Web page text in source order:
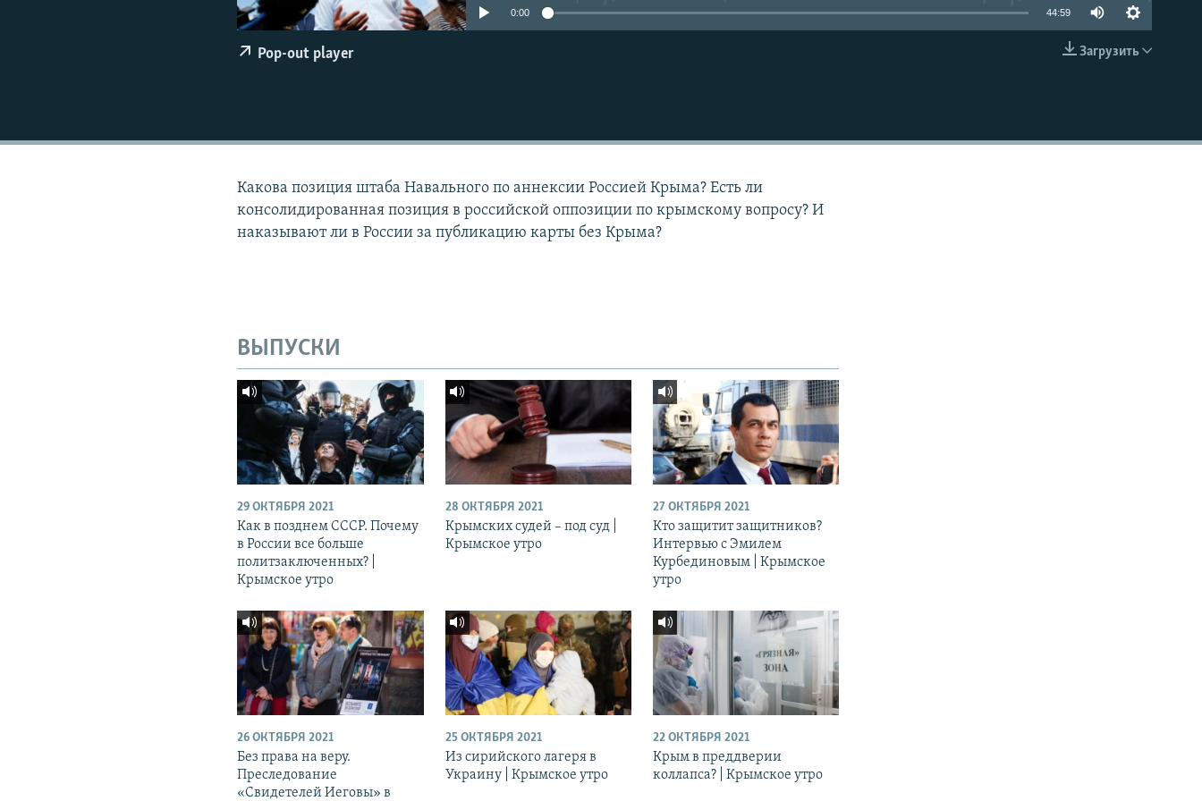
EMBED
0:00 44:59
Загрузить
Pop-out player
Какова позиция штаба Навального по аннексии Россией Крыма? Есть ли
консолидированная позиция в российской оппозиции по крымскому вопросу? И
наказывают ли в России за публикацию карты без Крыма?
ВЫПУСКИ
29 ОКТЯБРЯ 2021
Как в позднем СССР. Почему
в России все больше
политзаключенных? |
Крымское утро
28 ОКТЯБРЯ 2021
Крымских судей – под суд |
Крымское утро
27 ОКТЯБРЯ 2021
Кто защитит защитников?
Интервью с Эмилем
Курбединовым | Крымское
утро
26 ОКТЯБРЯ 2021
Без права на веру.
Преследование
«Свидетелей Иеговы» в
25 ОКТЯБРЯ 2021
Из сирийского лагеря в
Украину | Крымское утро
22 ОКТЯБРЯ 2021
Крым в преддверии
коллапса? | Крымское утро